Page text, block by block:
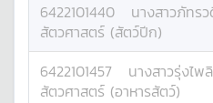
6422101440 นางสาวภัทร
สัตวศาสตร์ (สัตว์ปีก)
6422101457 นางสาวรุ่งไพ
สัตวศาสตร์ (อาหารสัตว์)